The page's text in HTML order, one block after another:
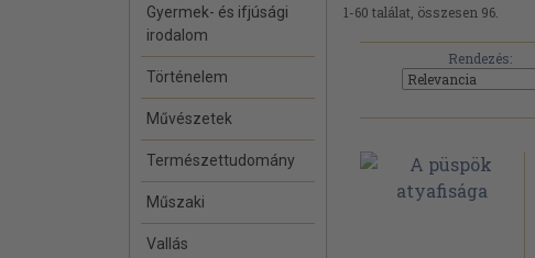
Gyermek- és ifjúsági
irodalom
Történelem
Művészetek
Természettudomány
Műszaki
Vallás
1-60 találat, összesen 96.
Rendezés: